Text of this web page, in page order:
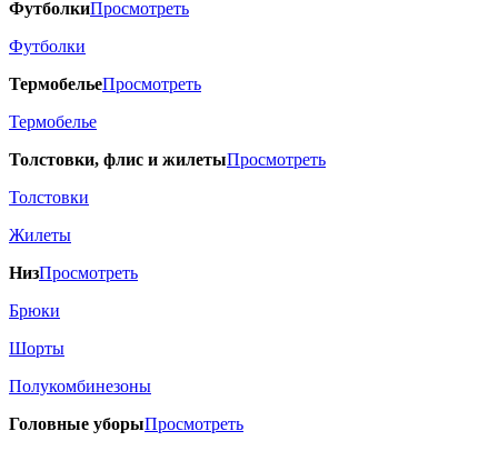
ФутболкиПросмотреть
Футболки
ТермобельеПросмотреть
Термобелье
Толстовки, флис и жилетыПросмотреть
Толстовки
Жилеты
НизПросмотреть
Брюки
Шорты
Полукомбинезоны
Головные уборыПросмотреть